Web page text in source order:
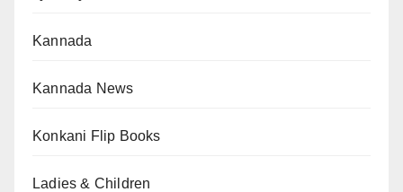
Kannada
Kannada News
Konkani Flip Books
Ladies & Children